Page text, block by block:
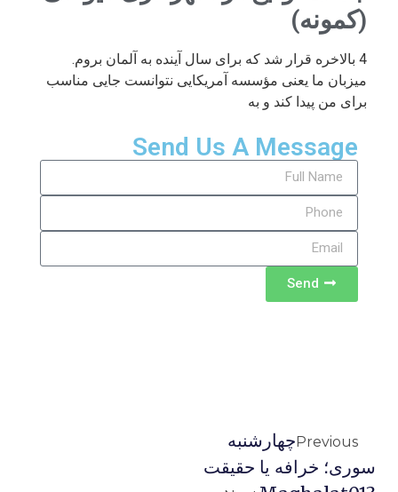
(کمونه)
4 بالاخره قرار شد که برای سال آینده به آلمان بروم.
میزبان ما یعنی مؤسسه آمریکایی نتوانست جایی مناسب
برای من پیدا کند و به
Send Us A Message
Send
Previousچهارشنبه
سوری؛ خرافه یا حقیقت